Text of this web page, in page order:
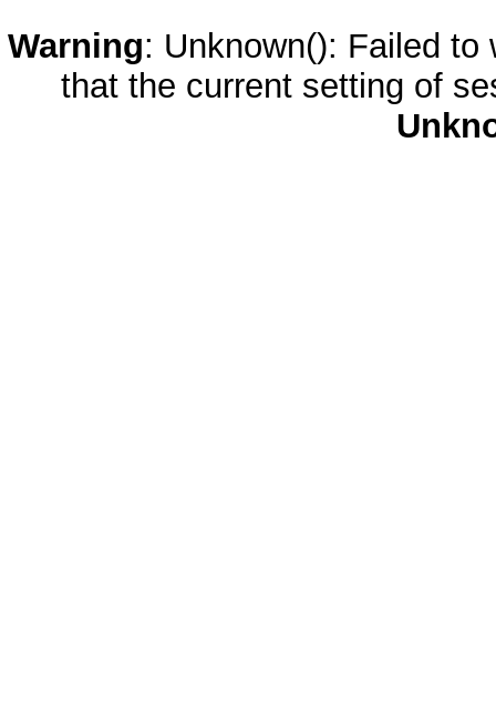
Warning: Unknown(): Failed
that the current setting of